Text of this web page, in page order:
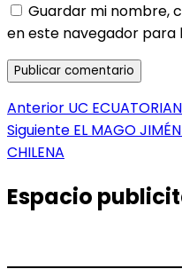
Guardar mi nombre,
en este navegador para
Navegación
de
Anterior Entrada
anterior:
UC
Siguiente Entrada
EL MAGO
CHILENA
Espacio